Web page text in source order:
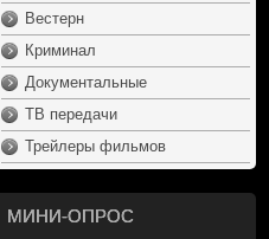
Вестерн
Криминал
Документальные
ТВ передачи
Трейлеры фильмов
МИНИ-ОПРОС